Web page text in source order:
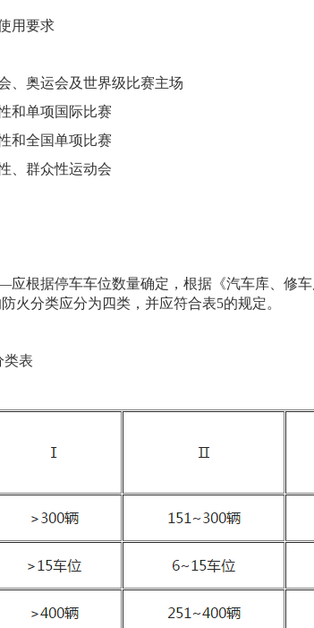
用要求
奥运会及世界级比赛主场
单项国际比赛
全国单项比赛
群众性运动会
据停车车位数量确定，根据《汽车库、修车
火分类应分为四类，并应符合表5的规定。
表